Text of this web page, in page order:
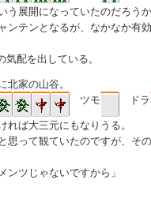
う展開になっていたのだろう
ンテンとなるが、なかなか有
配を出している。
北家の山谷。
ツモ
ドラ
ば大三元にもなりうる。
思って観ていたのですが、そ
ンツじゃないですから」